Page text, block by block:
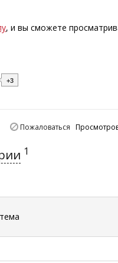
, и вы сможете
+3
Пожаловаться
1